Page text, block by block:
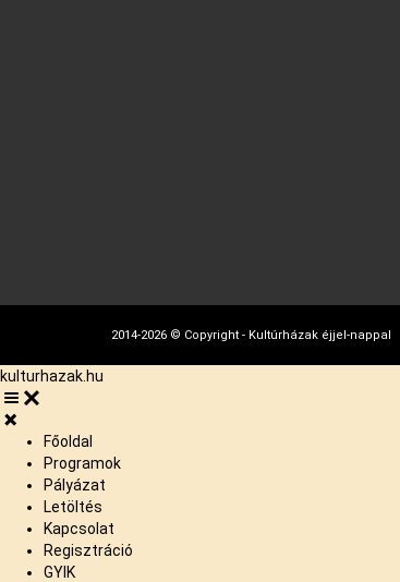
2014-2026 © Copyright - Kultúrházak éjjel-nappal
kulturhazak.hu
Főoldal
Programok
Pályázat
Letöltés
Kapcsolat
Regisztráció
GYIK